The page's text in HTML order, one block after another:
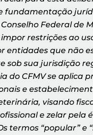
fundamentação
Federal de
restrições ao
entidades que não
sob sua jurisdição
do CFMV se aplica
e
visando
e zelar pela
termos “popular” e